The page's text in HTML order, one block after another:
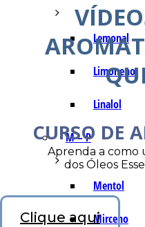
Lemonal
Limoneno
Linalol
M – P
Mentol
Mirceno
CURSO DE
Aprenda a como
dos Óleos
Clique aqui